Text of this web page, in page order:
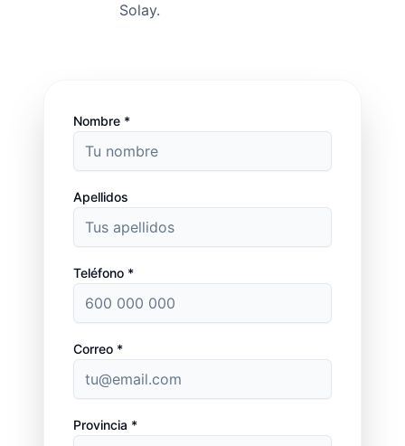
Solay.
Nombre *
Apellidos
Teléfono *
Correo *
Provincia *